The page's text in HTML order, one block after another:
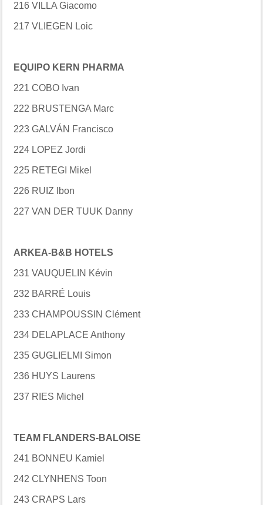
216 VILLA Giacomo
217 VLIEGEN Loic
EQUIPO KERN PHARMA
221 COBO Ivan
222 BRUSTENGA Marc
223 GALVÁN Francisco
224 LOPEZ Jordi
225 RETEGI Mikel
226 RUIZ Ibon
227 VAN DER TUUK Danny
ARKEA-B&B HOTELS
231 VAUQUELIN Kévin
232 BARRÉ Louis
233 CHAMPOUSSIN Clément
234 DELAPLACE Anthony
235 GUGLIELMI Simon
236 HUYS Laurens
237 RIES Michel
TEAM FLANDERS-BALOISE
241 BONNEU Kamiel
242 CLYNHENS Toon
243 CRAPS Lars